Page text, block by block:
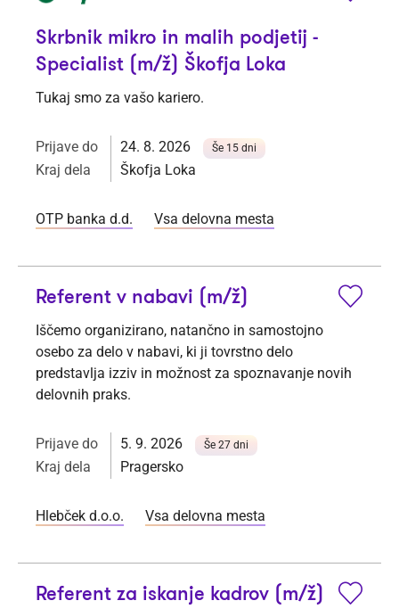
Skrbnik mikro in malih podjetij -
Specialist (m/ž) Škofja Loka
Tukaj smo za vašo kariero.
Prijave do 24. 8. 2026 Še 15 dni
Kraj dela Škofja Loka
OTP banka d.d. Vsa delovna mesta
Referent v nabavi (m/ž)
Iščemo organizirano, natančno in samostojno
osebo za delo v nabavi, ki ji tovrstno delo
predstavlja izziv in možnost za spoznavanje novih
delovnih praks.
Prijave do 5. 9. 2026 Še 27 dni
Kraj dela Pragersko
Hlebček d.o.o. Vsa delovna mesta
Referent za iskanje kadrov (m/ž)